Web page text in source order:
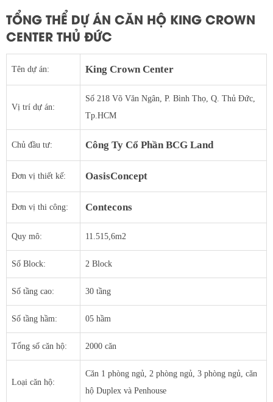
TỔNG THỂ DỰ ÁN CĂN HỘ KING CROWN
CENTER THỦ ĐỨC
Tên dự án: King Crown Center
Vị trí dự án:
Số 218 Võ Văn Ngân, P. Bình Thọ, Q. Thủ Đức,
Tp.HCM
Chủ đầu tư: Công Ty Cổ Phần BCG Land
Đơn vị thiết kế: OasisConcept
Đơn vị thi công: Contecons
Quy mô: 11.515,6m2
Số Block: 2 Block
Số tầng cao: 30 tầng
Số tầng hầm: 05 hầm
Tổng số căn hộ: 2000 căn
Loại căn hộ:
Căn 1 phòng ngủ, 2 phòng ngủ, 3 phòng ngủ, căn
hộ Duplex và Penhouse